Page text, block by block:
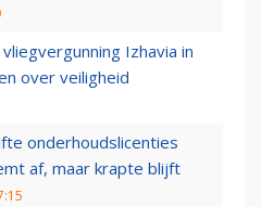
Izhavia in
over veiligheid
onderhoudslicenties
af, maar krapte blijft